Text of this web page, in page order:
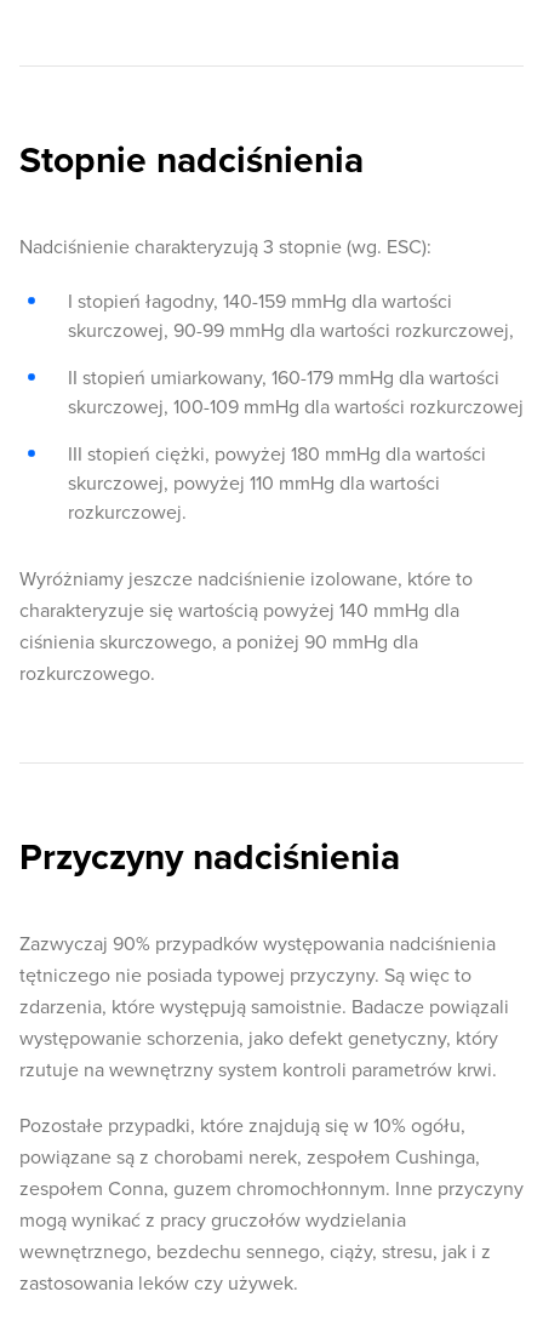
Stopnie nadciśnienia
Nadciśnienie charakteryzują 3 stopnie (wg. ESC):
I stopień łagodny, 140-159 mmHg dla wartości
skurczowej, 90-99 mmHg dla wartości rozkurczowej,
II stopień umiarkowany, 160-179 mmHg dla wartości
skurczowej, 100-109 mmHg dla wartości rozkurczowej
III stopień ciężki, powyżej 180 mmHg dla wartości
skurczowej, powyżej 110 mmHg dla wartości
rozkurczowej.
Wyróżniamy jeszcze nadciśnienie izolowane, które to
charakteryzuje się wartością powyżej 140 mmHg dla
ciśnienia skurczowego, a poniżej 90 mmHg dla
rozkurczowego.
Przyczyny nadciśnienia
Zazwyczaj 90% przypadków występowania nadciśnienia
tętniczego nie posiada typowej przyczyny. Są więc to
zdarzenia, które występują samoistnie. Badacze powiązali
występowanie schorzenia, jako defekt genetyczny, który
rzutuje na wewnętrzny system kontroli parametrów krwi.
Pozostałe przypadki, które znajdują się w 10% ogółu,
powiązane są z chorobami nerek, zespołem Cushinga,
zespołem Conna, guzem chromochłonnym. Inne przyczyny
mogą wynikać z pracy gruczołów wydzielania
wewnętrznego, bezdechu sennego, ciąży, stresu, jak i z
zastosowania leków czy używek.